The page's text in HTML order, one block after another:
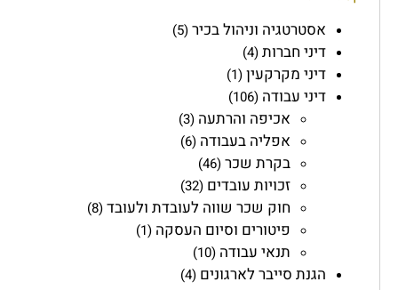
אסטרטגיה וניהול בכיר(5)
דיני חברות(4)
דיני מקרקעין(1)
דיני עבודה (106)
אכיפה והרתעה (3)
אפליה בעבודה (6)
בקרת שכר(46)
זכויות עובדים (32)
חוק שכר שווה לעובדת ולעובד(8)
פיטורים וסיום העסקה (1)
תנאי עבודה (10)
הגנת סייבר לארגונים (4)